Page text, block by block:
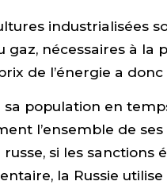
industrialisées
gaz, nécessaires à la
de l’énergie a
population en
l’ensemble de
russe, si les
la Russie